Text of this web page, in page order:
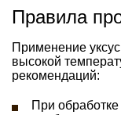
Правила
Применение
высокой
рекомендаций:
При